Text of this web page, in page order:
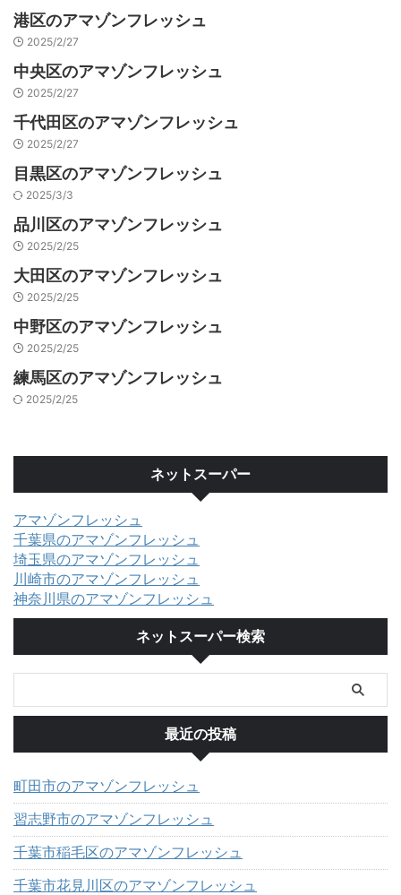
港区のアマゾンフレッシュ
2025/2/27
中央区のアマゾンフレッシュ
2025/2/27
千代田区のアマゾンフレッシュ
2025/2/27
目黒区のアマゾンフレッシュ
2025/3/3
品川区のアマゾンフレッシュ
2025/2/25
大田区のアマゾンフレッシュ
2025/2/25
中野区のアマゾンフレッシュ
2025/2/25
練馬区のアマゾンフレッシュ
2025/2/25
ネットスーパー
アマゾンフレッシュ
千葉県のアマゾンフレッシュ
埼玉県のアマゾンフレッシュ
川崎市のアマゾンフレッシュ
神奈川県のアマゾンフレッシュ
ネットスーパー検索
最近の投稿
町田市のアマゾンフレッシュ
習志野市のアマゾンフレッシュ
千葉市稲毛区のアマゾンフレッシュ
千葉市花見川区のアマゾンフレッシュ